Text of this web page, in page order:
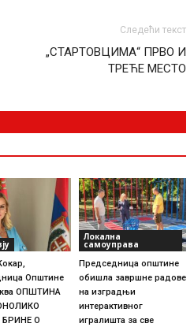
Следећи текст
„СТАРТОВЦИМА“ ПРВО И
ТРЕЋЕ МЕСТO
Општине
ОПШТИНА
БРИНЕ О
Локална
самоуправа
Председница општине
обишла завршне радове
на изградњи
интерактивног
игралишта за све